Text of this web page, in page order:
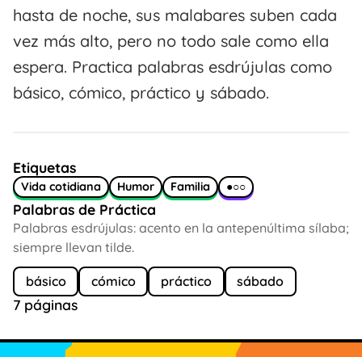
hasta de noche, sus malabares suben cada
vez más alto, pero no todo sale como ella
espera. Practica palabras esdrújulas como
básico, cómico, práctico y sábado.
Etiquetas
Vida cotidiana Humor Familia ●○○
Palabras de Práctica
Palabras esdrújulas: acento en la antepenúltima sílaba;
siempre llevan tilde.
básico cómico práctico sábado
7 páginas